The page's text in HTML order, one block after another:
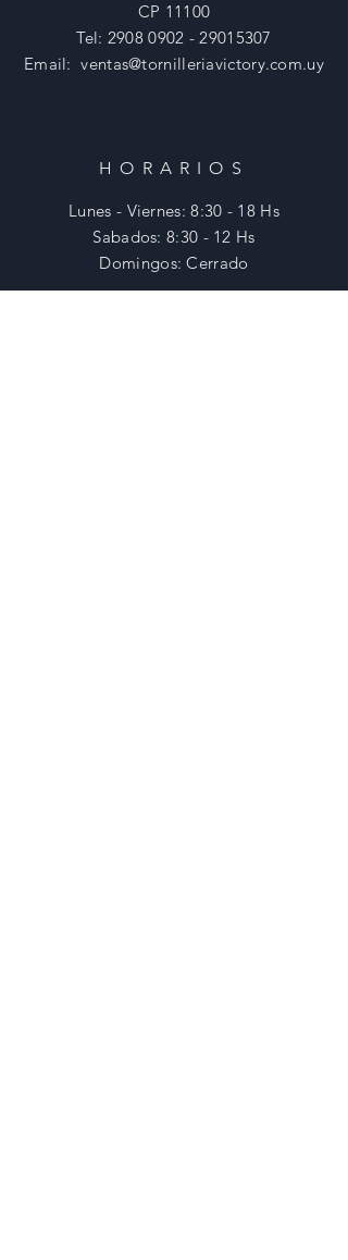
CP 11100
Tel: 2908 0902 - 29015307
Email:ventas@tornilleriavictory.com.uy
HORARIOS
Lunes - Viernes: 8:30 - 18 Hs
​​Sabados: 8:30 - 12 Hs
​Domingos: Cerrado